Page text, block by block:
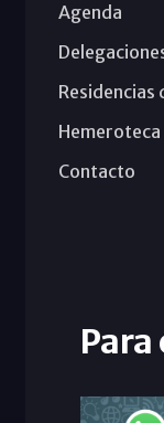
Agenda
Residencias
Hemeroteca
Contacto
Para